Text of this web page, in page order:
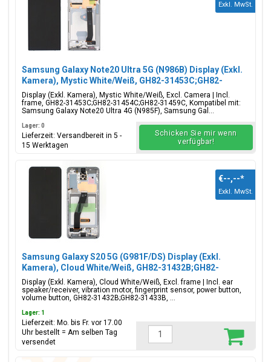
Samsung Galaxy Note20 Ultra 5G (N986B) Display (Exkl.
Kamera), Mystic White/Weiß, GH82-31453C;GH82-
31454C;GH82-31459C
Display (Exkl. Kamera), Mystic White/Weiß, Excl. Camera | Incl.
frame, GH82-31453C;GH82-31454C;GH82-31459C, Kompatibel mit:
Samsung Galaxy Note20 Ultra 4G (N985F), Samsung Gal...
Exkl. MwSt.
Lager: 0
Lieferzeit: Versandbereit in 5 -
15 Werktagen
Schicken Sie mir wenn
verfügbar!
Samsung Galaxy S20 5G (G981F/DS) Display (Exkl.
Kamera), Cloud White/Weiß, GH82-31432B;GH82-
31433B
Display (Exkl. Kamera), Cloud White/Weiß, Excl. frame | Incl. ear
speaker/receiver, vibration motor, fingerprint sensor, power button,
volume button, GH82-31432B;GH82-31433B, ...
€--,--*
Exkl. MwSt.
Lager: 1
Lieferzeit: Mo. bis Fr. vor 17.00
Uhr bestellt = Am selben Tag
versendet